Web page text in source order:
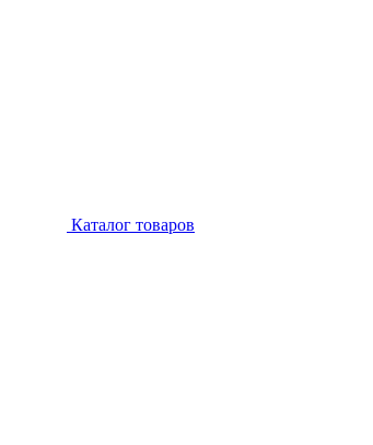
Каталог товаров